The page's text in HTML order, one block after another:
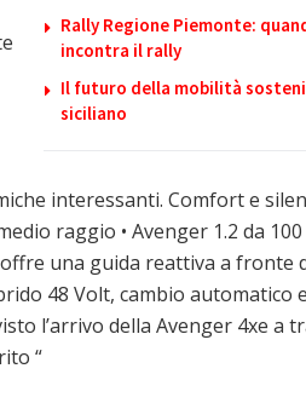
Rally Regione Piemonte:
incontra il rally
Il futuro della mobilità
siciliano
interessanti. Comfort e
raggio • Avenger 1.2 da 100
una guida reattiva a fronte
48 Volt, cambio automatico
l’arrivo della Avenger 4xe a
“